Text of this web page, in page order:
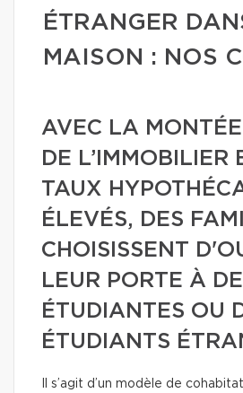
ÉTRANGER
MAISON : NOS
AVEC LA
DE L’IMMOBILIER
TAUX
ÉLEVÉS, DES
CHOISISSENT
LEUR PORTE À
ÉTUDIANTES OU
ÉTUDIANTS
Il s’agit d’un modèle de